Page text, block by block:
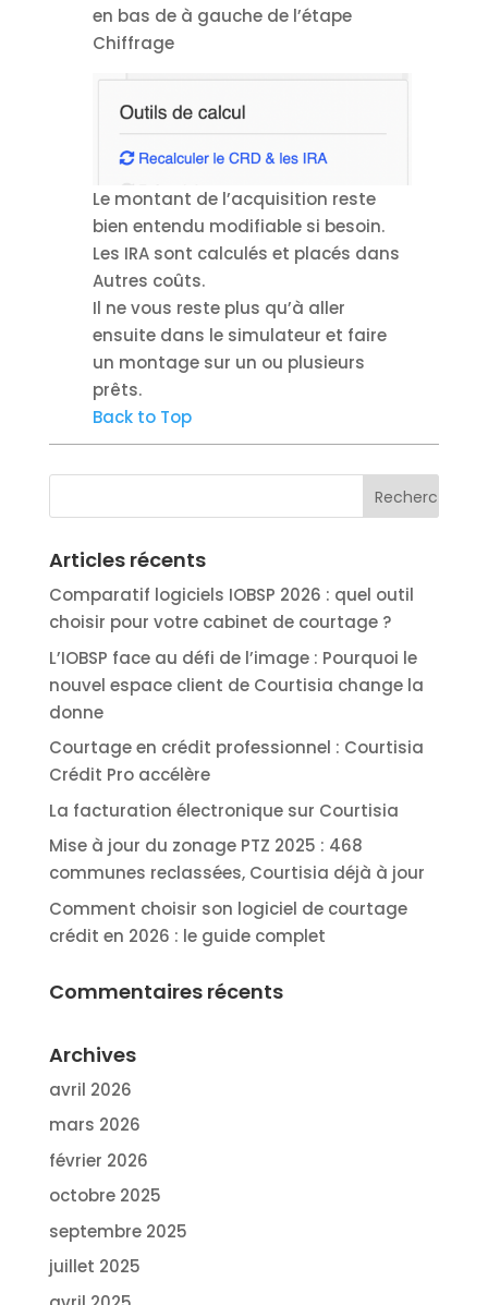
en bas de à gauche de l’étape
Chiffrage
Le montant de l’acquisition reste
bien entendu modifiable si besoin.
Les IRA sont calculés et placés dans
Autres coûts.
Il ne vous reste plus qu’à aller
ensuite dans le simulateur et faire
un montage sur un ou plusieurs
prêts.
Back to Top
Articles récents
Comparatif logiciels IOBSP 2026 : quel outil
choisir pour votre cabinet de courtage ?
L’IOBSP face au défi de l’image : Pourquoi le
nouvel espace client de Courtisia change la
donne
Courtage en crédit professionnel : Courtisia
Crédit Pro accélère
La facturation électronique sur Courtisia
Mise à jour du zonage PTZ 2025 : 468
communes reclassées, Courtisia déjà à jour
Comment choisir son logiciel de courtage
crédit en 2026 : le guide complet
Commentaires récents
Archives
avril 2026
mars 2026
février 2026
octobre 2025
septembre 2025
juillet 2025